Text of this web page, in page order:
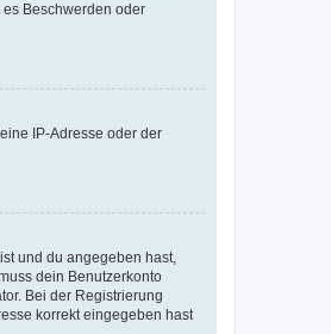
Beschwerden oder
IP-Adresse oder der
und du angegeben hast,
dein Benutzerkonto
Bei der Registrierung
korrekt eingegeben hast